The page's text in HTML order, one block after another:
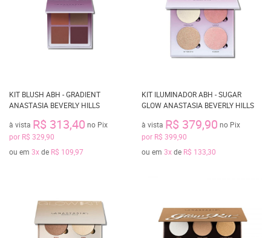
KIT BLUSH ABH - GRADIENT
ANASTASIA BEVERLY HILLS
à vista R$ 313,40 no Pix
por R$ 329,90
ou em 3xde R$ 109,97
KIT ILUMINADOR ABH - SUGAR
GLOW ANASTASIA BEVERLY HILLS
à vista R$ 379,90 no Pix
por R$ 399,90
ou em 3xde R$ 133,30